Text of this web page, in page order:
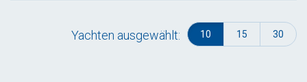
Yachten ausgewählt: 10 15 30